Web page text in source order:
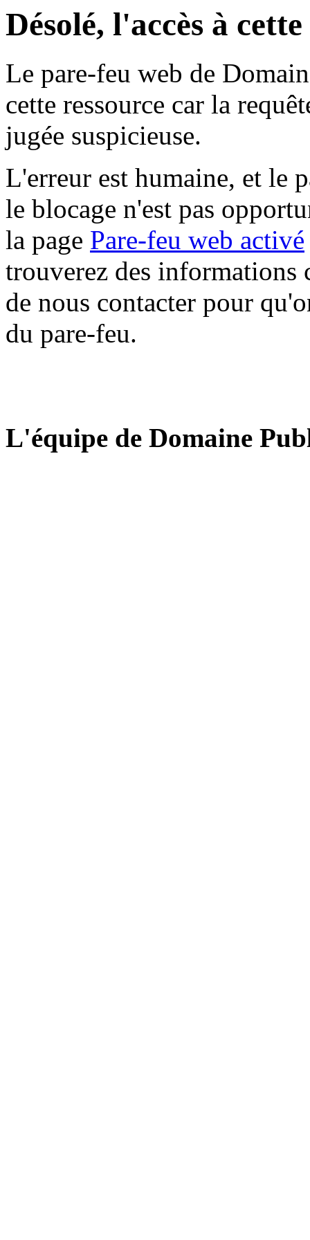
Désolé, l'accès à
Le pare-feu web de
cette ressource car la
jugée suspicieuse.
L'erreur est humaine, et le
le blocage n'est pas
la page Pare-feu web activé
trouverez des informations
de nous contacter pour
du pare-feu.
L'équipe de Domaine